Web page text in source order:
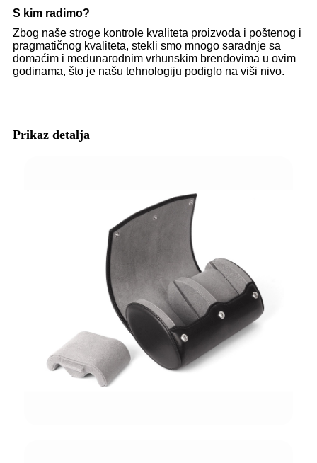
S kim radimo?
Zbog naše stroge kontrole kvaliteta proizvoda i poštenog i
pragmatičnog kvaliteta, stekli smo mnogo saradnje sa
domaćim i međunarodnim vrhunskim brendovima u ovim
godinama, što je našu tehnologiju podiglo na viši nivo.
Prikaz detalja